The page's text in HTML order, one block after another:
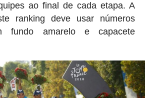
ao final de cada etapa. A
ranking deve usar números
fundo amarelo e capacete